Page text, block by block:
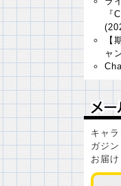
『
【
ャ
メー
メー
キャ
ガジ
お届